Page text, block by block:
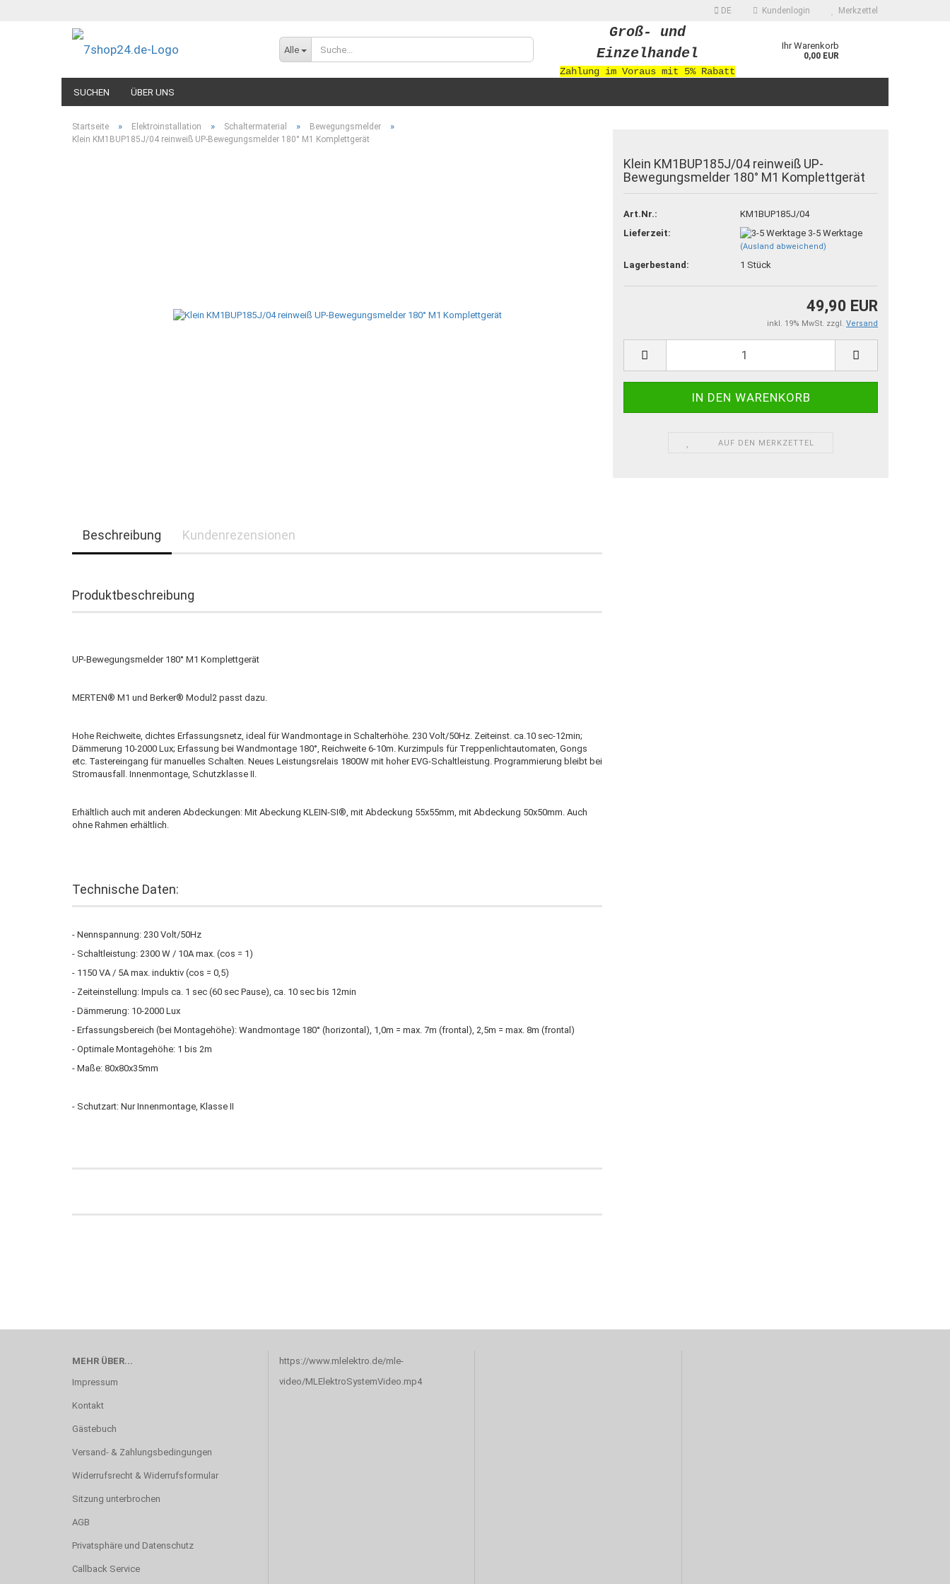
DE Kundenlogin Merkzettel
Alle
Groß- und
Einzelhandel
Zahlung im Voraus mit 5% Rabatt
Ihr Warenkorb
0,00 EUR
SUCHEN ÜBER UNS
Startseite » Elektroinstallation » Schaltermaterial » Bewegungsmelder »
Klein KM1BUP185J/04 reinweiß UP-Bewegungsmelder 180° M1 Komplettgerät
Klein KM1BUP185J/04 reinweiß UP-
Bewegungsmelder 180° M1 Komplettgerät
Art.Nr.:
KM1BUP185J/04
Lieferzeit:
3-5 Werktage
(Ausland abweichend)
Lagerbestand: 1 Stück
49,90 EUR
inkl. 19% MwSt. zzgl. Versand
AUF DEN MERKZETTEL
Beschreibung Kundenrezensionen
Produktbeschreibung
UP-Bewegungsmelder 180° M1 Komplettgerät
MERTEN® M1 und Berker® Modul2 passt dazu.
Hohe Reichweite, dichtes Erfassungsnetz, ideal für Wandmontage in Schalterhöhe. 230 Volt/50Hz. Zeiteinst. ca.10 sec-12min;
Dämmerung 10-2000 Lux; Erfassung bei Wandmontage 180°, Reichweite 6-10m. Kurzimpuls für Treppenlichtautomaten, Gongs
etc. Tastereingang für manuelles Schalten. Neues Leistungsrelais 1800W mit hoher EVG-Schaltleistung. Programmierung bleibt bei
Stromausfall. Innenmontage, Schutzklasse II.
Erhältlich auch mit anderen Abdeckungen: Mit Abeckung KLEIN-SI®, mit Abdeckung 55x55mm, mit Abdeckung 50x50mm. Auch
ohne Rahmen erhältlich.
Technische Daten:
- Nennspannung: 230 Volt/50Hz
- Schaltleistung: 2300 W / 10A max. (cos = 1)
- 1150 VA / 5A max. induktiv (cos = 0,5)
- Zeiteinstellung: Impuls ca. 1 sec (60 sec Pause), ca. 10 sec bis 12min
- Dämmerung: 10-2000 Lux
- Erfassungsbereich (bei Montagehöhe): Wandmontage 180° (horizontal), 1,0m = max. 7m (frontal), 2,5m = max. 8m (frontal)
- Optimale Montagehöhe: 1 bis 2m
- Maße: 80x80x35mm
- Schutzart: Nur Innenmontage, Klasse II
MEHR ÜBER...
Impressum
Kontakt
Gästebuch
Versand- & Zahlungsbedingungen
Widerrufsrecht & Widerrufsformular
Sitzung unterbrochen
AGB
Privatsphäre und Datenschutz
Callback Service
https://www.mlelektro.de/mle-
video/MLElektroSystemVideo.mp4